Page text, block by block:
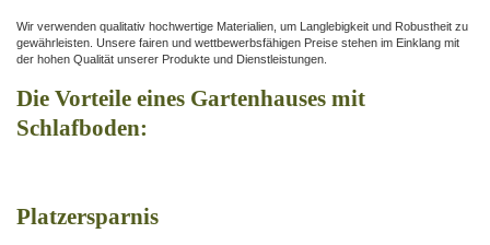
Wir verwenden qualitativ hochwertige Materialien, um Langlebigkeit und Robustheit zu
gewährleisten. Unsere fairen und wettbewerbsfähigen Preise stehen im Einklang mit
der hohen Qualität unserer Produkte und Dienstleistungen.
Die Vorteile eines Gartenhauses mit
Schlafboden:
Platzersparnis